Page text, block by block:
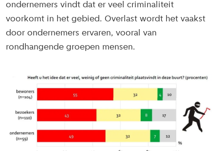
ondernemers vindt dat er veel criminaliteit
voorkomt in het gebied. Overlast wordt het vaakst
door ondernemers ervaren, vooral van
rondhangende groepen mensen.